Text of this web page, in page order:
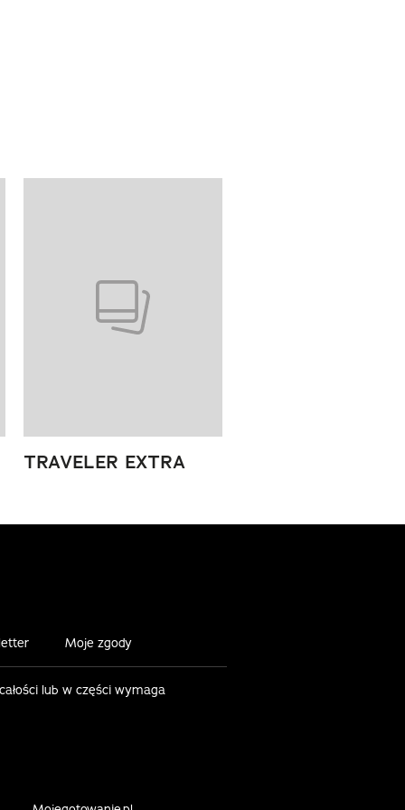
TRAVELER EXTRA
Moje zgody
lub w części wymaga